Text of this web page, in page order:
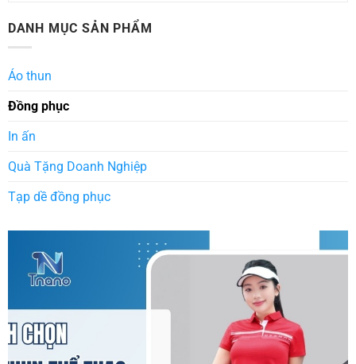
DANH MỤC SẢN PHẨM
Áo thun
Đồng phục
In ấn
Quà Tặng Doanh Nghiệp
Tạp dề đồng phục